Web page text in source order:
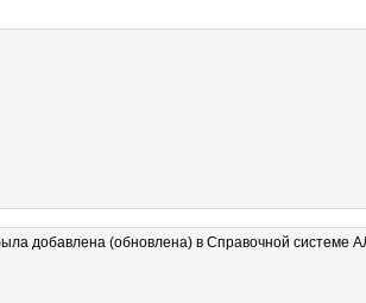
добавлена (обновлена) в Справочной системе